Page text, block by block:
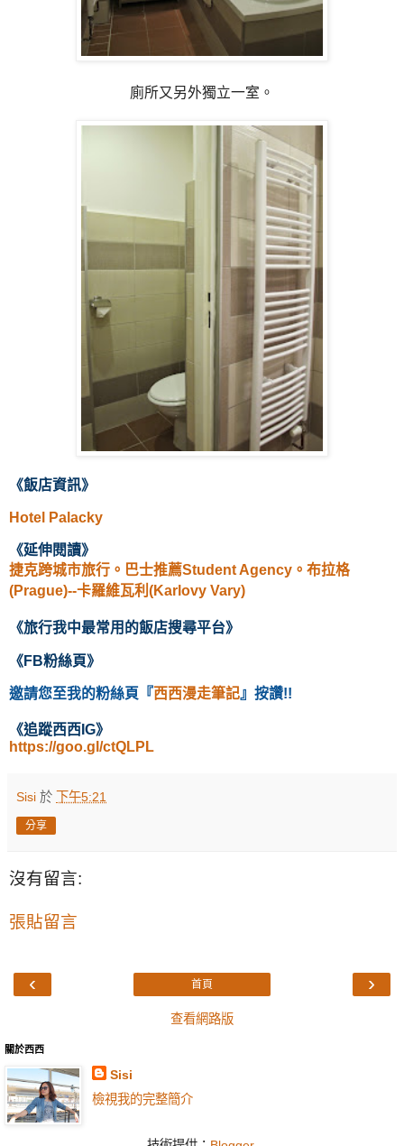
廁所又另外獨立一室。
《飯店資訊》
Hotel Palacky
《延伸閱讀》
捷克跨城市旅行。巴士推薦Student Agency。布拉格
(Prague)--卡羅維瓦利(Karlovy Vary)
《旅行我中最常用的飯店搜尋平台》
《FB粉絲頁》
邀請您至我的粉絲頁 『西西漫走筆記』按讚!!
《追蹤西西IG》
https://goo.gl/ctQLPL
Sisi 於 下午5:21
分享
沒有留言:
張貼留言
‹ ›
首頁
查看網路版
關於西西
Sisi
檢視我的完整簡介